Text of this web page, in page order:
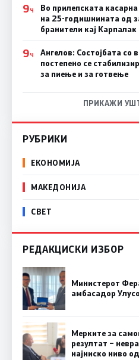
9Ч
Во прилепската
на 25-годишнината од
бранители кај Карпалак
9Ч
Ангелов: Состојбата со
постепено се
за пиење и за готвење
ПРИКАЖИ
РУБРИКИ
ЕКОНОМИЈА
МАКЕДОНИЈА
СВЕТ
РЕДАКЦИСКИ ИЗБОР
Министерот
амбасадор
Мерките за
резултат –
најниско ниво